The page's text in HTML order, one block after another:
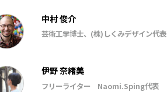
中村 俊介
芸術工学博士、(株)しくみデザイン代表
伊野 奈緒美
フリーライター Naomi.Sping代表